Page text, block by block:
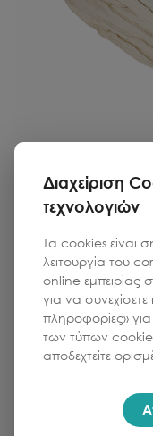
COCO-MAT
Πουπουλένιο
Κωδικός:632-133-18496
Τιμή
280.00€
Διαχείριση
τεχνολογιών
Τα cookies είναι
λειτουργία του
online εμπειρίας
για να συνεχίσετε
πληροφορίες» για
των τύπων
αποδεχτείτε